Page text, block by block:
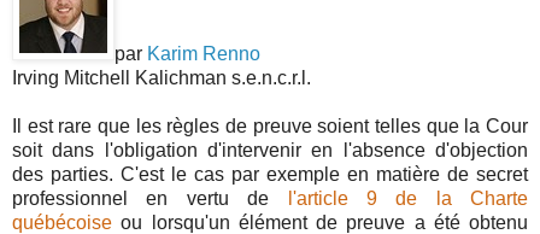
par Karim Renno
Irving Mitchell Kalichman s.e.n.c.r.l.
Il est rare que les règles de preuve soient telles que la Cour
soit dans l'obligation d'intervenir en l'absence d'objection
des parties. C'est le cas par exemple en matière de secret
professionnel en vertu de
l'article 9 de la Charte
québécoise ou lorsqu'un élément de preuve a été obtenu